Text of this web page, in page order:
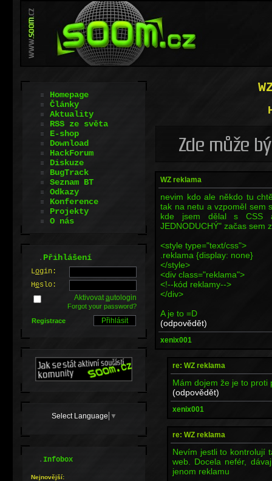
WZ reklama
nevim kdo ale někdo tu
tak na netu a vzpoměl sem
kde jsem dělal s CSS
JEDNODUCHÝ" začas sem
<style type="text/css">
.reklama {display: none}
</style>
<div class="reklama">
<!--kód reklamy-->
</div>
A je to =D
(odpovědět)
xenix001
re: WZ reklama
Mám dojem že je to proti
(odpovědět)
xenix001
re: WZ reklama
Nevím jestli to kontrolují
web. Docela nefér,
jenom reklamu
Homepage
Články
Aktuality
RSS ze světa
E-shop
Download
HackForum
Diskuze
BugTrack
Seznam BT
Odkazy
Konference
Projekty
O nás
.Přihlášení
Login:
Heslo:
Aktivovatautologin
Forgot your password?
Registrace
Select Language ▼
.Infobox
Nejnovější: